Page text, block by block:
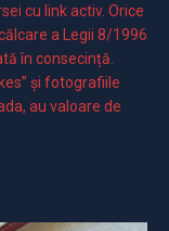
cu link activ. Orice
a Legii 8/1996
în consecință.
și fotografiile
au valoare de